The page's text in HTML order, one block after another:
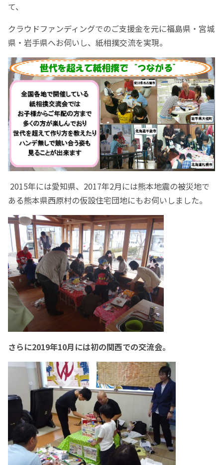
て、
クラウドファンディングでのご支援金を元に福島県・宮城
県・岩手県へお伺いし、紙相撲交流を実現。
2015年には愛知県、2017年2月には熊本地震の被災地で
ある熊本県西原村の仮設住宅団地にもお伺いしました。
さらに2019年10月には初の関西での交流会。